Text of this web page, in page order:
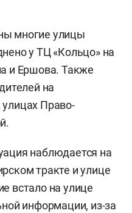
многие улицы
у ТЦ «Кольцо» на
и Ершова. Также
на
Право-
наблюдается на
тракте и улице
встало на улице
информации, из-за